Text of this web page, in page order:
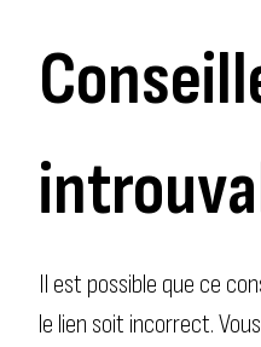
Il est possible que ce
le lien soit incorrect.